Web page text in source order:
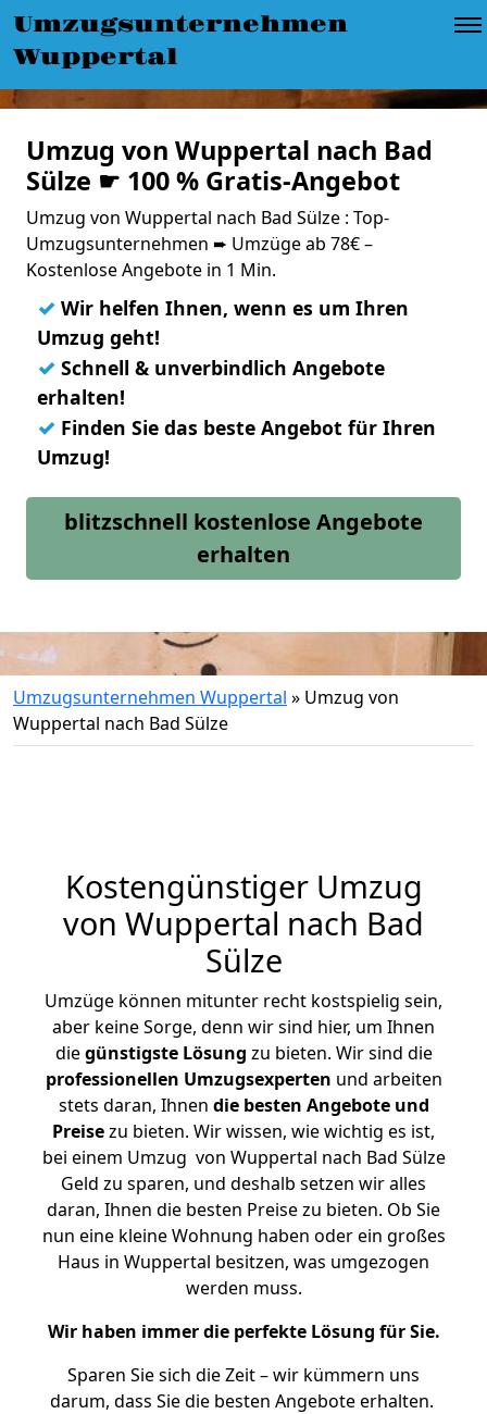
Umzugsunternehmen
Wuppertal
Umzug von Wuppertal nach Bad
Sülze ☛ 100 % Gratis-Angebot
Umzug von Wuppertal nach Bad Sülze : Top-
Umzugsunternehmen ➨ Umzüge ab 78€ –
Kostenlose Angebote in 1 Min.
✓ Wir helfen Ihnen, wenn es um Ihren
Umzug geht!
✓ Schnell & unverbindlich Angebote
erhalten!
✓ Finden Sie das beste Angebot für Ihren
Umzug!
blitzschnell kostenlose Angebote
erhalten
Umzugsunternehmen Wuppertal » Umzug von
Wuppertal nach Bad Sülze
Kostengünstiger Umzug
von Wuppertal nach Bad
Sülze
Umzüge können mitunter recht kostspielig sein,
aber keine Sorge, denn wir sind hier, um Ihnen
diegünstigste Lösung zu bieten. Wir sind die
professionellen Umzugsexperten und arbeiten
stets daran, Ihnen die besten Angebote und
Preisezu bieten. Wir wissen, wie wichtig es ist,
bei einem Umzug von Wuppertal nach Bad Sülze
Geld zu sparen, und deshalb setzen wir alles
daran, Ihnen die besten Preise zu bieten. Ob Sie
nun eine kleine Wohnung haben oder ein großes
Haus in Wuppertal besitzen, was umgezogen
werden muss.
Wir haben immer die perfekte Lösung für Sie.
Sparen Sie sich die Zeit – wir kümmern uns
darum, dass Sie die besten Angebote erhalten.